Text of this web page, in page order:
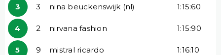
3 3 nina beuckenswijk (nl) 1:15:60
4 2 nirvana fashion 1:15:90
5 9 mistral ricardo 1:16:10